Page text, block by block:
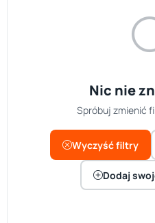
Nic nie
Spróbuj zmienić
Wyczyść filtry
Dodaj